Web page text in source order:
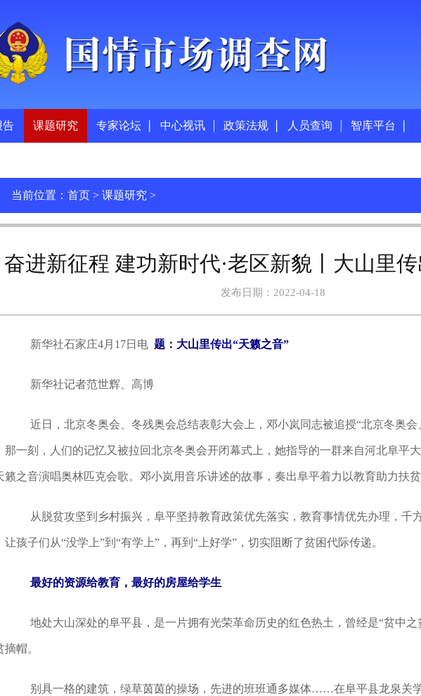
告 课题研究 专家论坛 中心视讯 政策法规 人员查询 智库平台
当前位置：首页 >课题研究 >
奋进新征程 建功新时代·老区新貌丨大山里
发布日期：2022-04-18
新华社石家庄4月17日电题：大山里传出“天籁之音”
新华社记者范世辉、高博
近日，北京冬奥会、冬残奥会总结表彰大会上，邓小岚同志被追授“北京冬奥会
那一刻，人们的记忆又被拉回北京冬奥会开闭幕式上，她指导的一群来自河北阜平
籁之音演唱奥林匹克会歌。邓小岚用音乐讲述的故事，奏出阜平着力以教育助力扶贫
从脱贫攻坚到乡村振兴，阜平坚持教育政策优先落实，教育事情优先办理，千
让孩子们从“没学上”到“有学上”，再到“上好学”，切实阻断了贫困代际传递。
最好的资源给教育，最好的房屋给学生
地处大山深处的阜平县，是一片拥有光荣革命历史的红色热土，曾经是“贫中之
摘帽。
别具一格的建筑，绿草茵茵的操场，先进的班班通多媒体……在阜平县龙泉关